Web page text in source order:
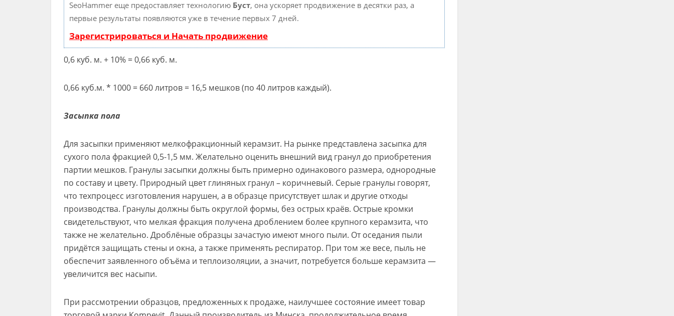
SeoHammer еще предоставляет технологию Буст, она ускоряет продвижение в десятки раз, а
первые результаты появляются уже в течение первых 7 дней.
Зарегистрироваться и Начать продвижение
0,6 куб. м. + 10% = 0,66 куб. м.
0,66 куб.м. * 1000 = 660 литров = 16,5 мешков (по 40 литров каждый).
Засыпка пола
Для засыпки применяют мелкофракционный керамзит. На рынке представлена засыпка для
сухого пола фракцией 0,5-1,5 мм. Желательно оценить внешний вид гранул до приобретения
партии мешков. Гранулы засыпки должны быть примерно одинакового размера, однородные
по составу и цвету. Природный цвет глиняных гранул – коричневый. Серые гранулы говорят,
что техпроцесс изготовления нарушен, а в образце присутствует шлак и другие отходы
производства. Гранулы должны быть округлой формы, без острых краёв. Острые кромки
свидетельствуют, что мелкая фракция получена дроблением более крупного керамзита, что
также не желательно. Дроблёные образцы зачастую имеют много пыли. От оседания пыли
придётся защищать стены и окна, а также применять респиратор. При том же весе, пыль не
обеспечит заявленного объёма и теплоизоляции, а значит, потребуется больше керамзита —
увеличится вес насыпи.
При рассмотрении образцов, предложенных к продаже, наилучшее состояние имеет товар